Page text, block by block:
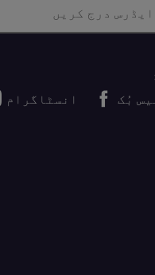
درج کریں
بُک انسٹاگرام